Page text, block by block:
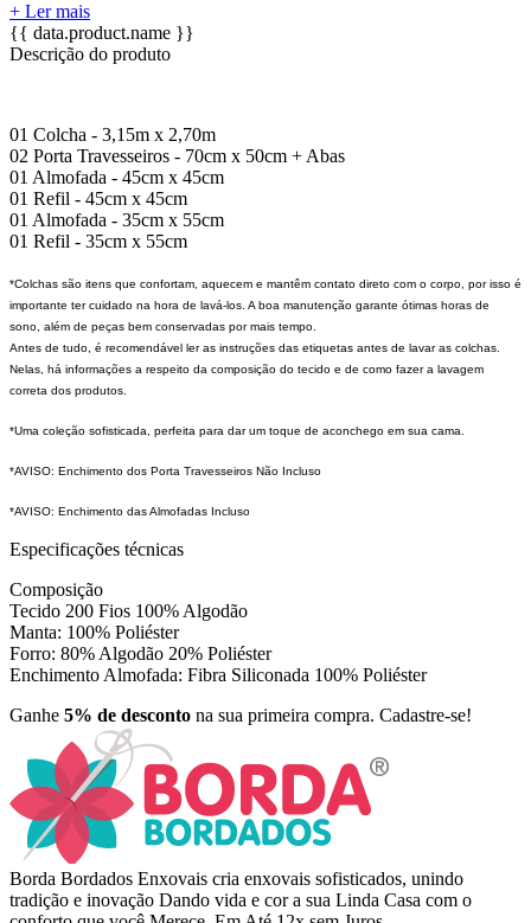
+ Ler mais
{{ data.product.name }}
Descrição do produto
01 Colcha - 3,15m x 2,70m
02 Porta Travesseiros - 70cm x 50cm + Abas
01 Almofada - 45cm x 45cm
01 Refil - 45cm x 45cm
01 Almofada - 35cm x 55cm
01 Refil - 35cm x 55cm
*Colchas são itens que confortam, aquecem e mantêm contato direto com o corpo, por isso é
importante ter cuidado na hora de lavá-los. A boa manutenção garante ótimas horas de
sono, além de peças bem conservadas por mais tempo.
Antes de tudo, é recomendável ler as instruções das etiquetas antes de lavar as colchas.
Nelas, há informações a respeito da composição do tecido e de como fazer a lavagem
correta dos produtos.
*Uma coleção sofisticada, perfeita para dar um toque de aconchego em sua cama.
*AVISO: Enchimento dos Porta Travesseiros Não Incluso
*AVISO: Enchimento das Almofadas Incluso
Especificações técnicas
Composição
Tecido 200 Fios 100% Algodão
Manta: 100% Poliéster
Forro: 80% Algodão 20% Poliéster
Enchimento Almofada: Fibra Siliconada 100% Poliéster
Ganhe 5% de desconto na sua primeira compra. Cadastre-se!
Borda Bordados Enxovais cria enxovais sofisticados, unindo
tradição e inovação Dando vida e cor a sua Linda Casa com o